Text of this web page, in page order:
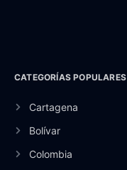
CATEGORÍAS POPULARES
Cartagena
Bolívar
Colombia